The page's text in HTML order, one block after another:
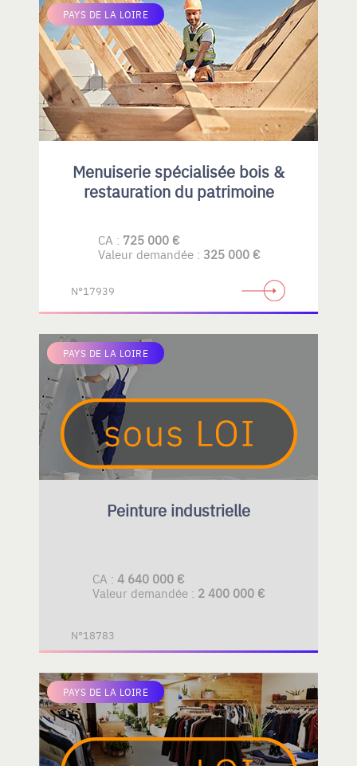
PAYS DE LA LOIRE
Menuiserie spécialisée bois &
restauration du patrimoine
CA : 725 000 €
Valeur demandée : 325 000 €
N°17939
PAYS DE LA LOIRE
Peinture industrielle
CA : 4 640 000 €
Valeur demandée : 2 400 000 €
N°18783
PAYS DE LA LOIRE